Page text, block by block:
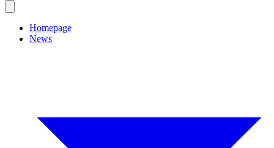
Homepage
News